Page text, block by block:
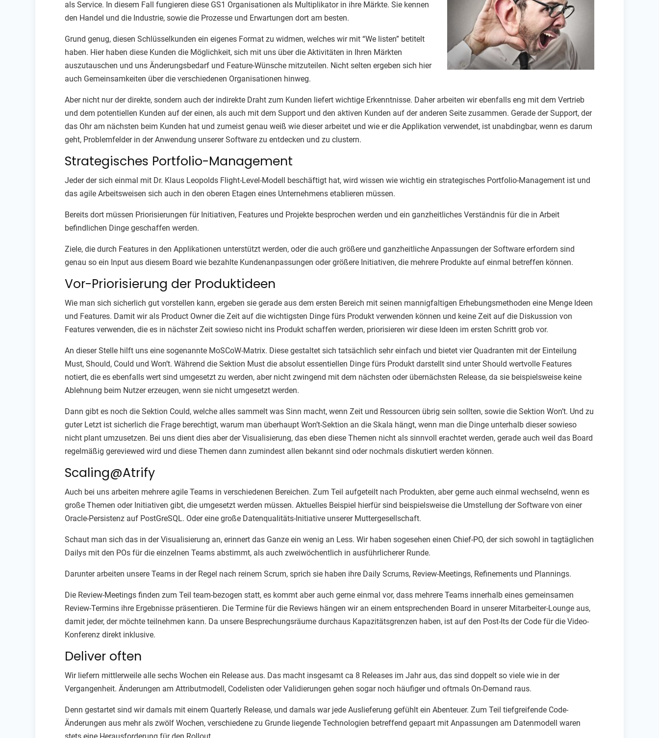
als Service. In diesem Fall fungieren diese GS1 Organisationen als Multiplikator in ihre Märkte. Sie kennen
den Handel und die Industrie, sowie die Prozesse und Erwartungen dort am besten.
Grund genug, diesen Schlüsselkunden ein eigenes Format zu widmen, welches wir mit “We listen” betitelt
haben. Hier haben diese Kunden die Möglichkeit, sich mit uns über die Aktivitäten in Ihren Märkten
auszutauschen und uns Änderungsbedarf und Feature-Wünsche mitzuteilen. Nicht selten ergeben sich hier
auch Gemeinsamkeiten über die verschiedenen Organisationen hinweg.
Aber nicht nur der direkte, sondern auch der indirekte Draht zum Kunden liefert wichtige Erkenntnisse. Daher arbeiten wir ebenfalls eng mit dem Vertrieb
und dem potentiellen Kunden auf der einen, als auch mit dem Support und den aktiven Kunden auf der anderen Seite zusammen. Gerade der Support, der
das Ohr am nächsten beim Kunden hat und zumeist genau weiß wie dieser arbeitet und wie er die Applikation verwendet, ist unabdingbar, wenn es darum
geht, Problemfelder in der Anwendung unserer Software zu entdecken und zu clustern.
Strategisches Portfolio-Management
Jeder der sich einmal mit Dr. Klaus Leopolds Flight-Level-Modell beschäftigt hat, wird wissen wie wichtig ein strategisches Portfolio-Management ist und
das agile Arbeitsweisen sich auch in den oberen Etagen eines Unternehmens etablieren müssen.
Bereits dort müssen Priorisierungen für Initiativen, Features und Projekte besprochen werden und ein ganzheitliches Verständnis für die in Arbeit
befindlichen Dinge geschaffen werden.
Ziele, die durch Features in den Applikationen unterstützt werden, oder die auch größere und ganzheitliche Anpassungen der Software erfordern sind
genau so ein Input aus diesem Board wie bezahlte Kundenanpassungen oder größere Initiativen, die mehrere Produkte auf einmal betreffen können.
Vor-Priorisierung der Produktideen
Wie man sich sicherlich gut vorstellen kann, ergeben sie gerade aus dem ersten Bereich mit seinen mannigfaltigen Erhebungsmethoden eine Menge Ideen
und Features. Damit wir als Product Owner die Zeit auf die wichtigsten Dinge fürs Produkt verwenden können und keine Zeit auf die Diskussion von
Features verwenden, die es in nächster Zeit sowieso nicht ins Produkt schaffen werden, priorisieren wir diese Ideen im ersten Schritt grob vor.
An dieser Stelle hilft uns eine sogenannte MoSCoW-Matrix. Diese gestaltet sich tatsächlich sehr einfach und bietet vier Quadranten mit der Einteilung
Must, Should, Could und Won’t. Während die Sektion Must die absolut essentiellen Dinge fürs Produkt darstellt sind unter Should wertvolle Features
notiert, die es ebenfalls wert sind umgesetzt zu werden, aber nicht zwingend mit dem nächsten oder übernächsten Release, da sie beispielsweise keine
Ablehnung beim Nutzer erzeugen, wenn sie nicht umgesetzt werden.
Dann gibt es noch die Sektion Could, welche alles sammelt was Sinn macht, wenn Zeit und Ressourcen übrig sein sollten, sowie die Sektion Won’t. Und zu
guter Letzt ist sicherlich die Frage berechtigt, warum man überhaupt Won’t-Sektion an die Skala hängt, wenn man die Dinge unterhalb dieser sowieso
nicht plant umzusetzen. Bei uns dient dies aber der Visualisierung, das eben diese Themen nicht als sinnvoll erachtet werden, gerade auch weil das Board
regelmäßig gereviewed wird und diese Themen dann zumindest allen bekannt sind oder nochmals diskutiert werden können.
Scaling@Atrify
Auch bei uns arbeiten mehrere agile Teams in verschiedenen Bereichen. Zum Teil aufgeteilt nach Produkten, aber gerne auch einmal wechselnd, wenn es
große Themen oder Initiativen gibt, die umgesetzt werden müssen. Aktuelles Beispiel hierfür sind beispielsweise die Umstellung der Software von einer
Oracle-Persistenz auf PostGreSQL. Oder eine große Datenqualitäts-Initiative unserer Muttergesellschaft.
Schaut man sich das in der Visualisierung an, erinnert das Ganze ein wenig an Less. Wir haben sogesehen einen Chief-PO, der sich sowohl in tagtäglichen
Dailys mit den POs für die einzelnen Teams abstimmt, als auch zweiwöchentlich in ausführlicherer Runde.
Darunter arbeiten unsere Teams in der Regel nach reinem Scrum, sprich sie haben ihre Daily Scrums, Review-Meetings, Refinements und Plannings.
Die Review-Meetings finden zum Teil team-bezogen statt, es kommt aber auch gerne einmal vor, dass mehrere Teams innerhalb eines gemeinsamen
Review-Termins ihre Ergebnisse präsentieren. Die Termine für die Reviews hängen wir an einem entsprechenden Board in unserer Mitarbeiter-Lounge aus,
damit jeder, der möchte teilnehmen kann. Da unsere Besprechungsräume durchaus Kapazitätsgrenzen haben, ist auf den Post-Its der Code für die Video-
Konferenz direkt inklusive.
Deliver often
Wir liefern mittlerweile alle sechs Wochen ein Release aus. Das macht insgesamt ca 8 Releases im Jahr aus, das sind doppelt so viele wie in der
Vergangenheit. Änderungen am Attributmodell, Codelisten oder Validierungen gehen sogar noch häufiger und oftmals On-Demand raus.
Denn gestartet sind wir damals mit einem Quarterly Release, und damals war jede Auslieferung gefühlt ein Abenteuer. Zum Teil tiefgreifende Code-
Änderungen aus mehr als zwölf Wochen, verschiedene zu Grunde liegende Technologien betreffend gepaart mit Anpassungen am Datenmodell waren